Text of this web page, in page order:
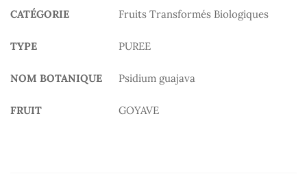
CATÉGORIE Fruits Transformés Biologiques
TYPE PUREE
NOM BOTANIQUE Psidium guajava
FRUIT GOYAVE